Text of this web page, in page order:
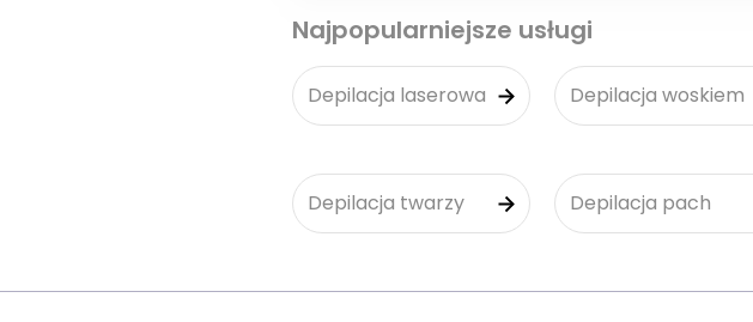
Najpopularniejsze usługi
Depilacja laserowa Depilacja woskiem
Depilacja twarzy Depilacja pach